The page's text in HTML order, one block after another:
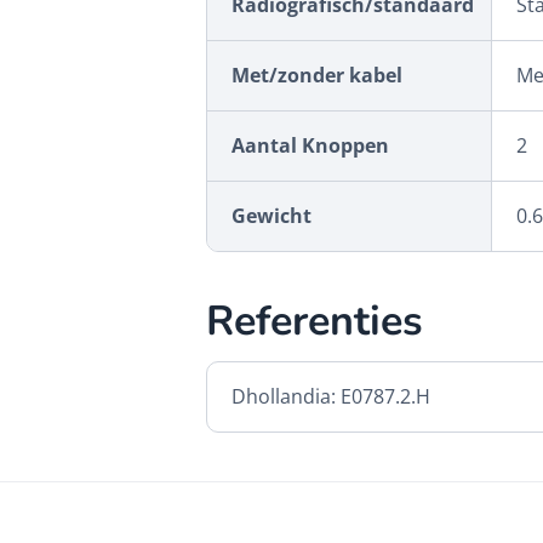
Met/zonder kabel
Aantal Knoppen 2
Gewicht
Referenties
Dhollandia: E0787.2.H